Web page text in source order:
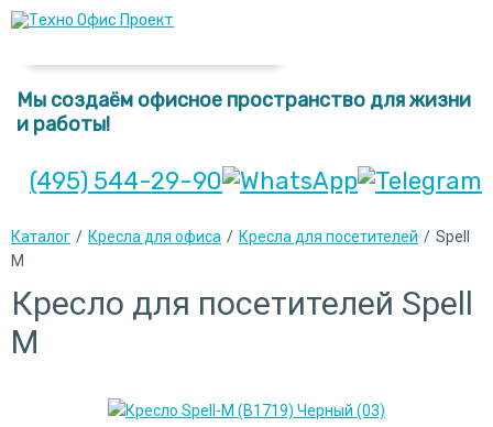
Мы создаём офисное пространство для жизни
и работы!
(495) 544-29-90
Каталог / Кресла для офиса / Кресла для посетителей / Spell
M
Кресло для посетителей Spell
M